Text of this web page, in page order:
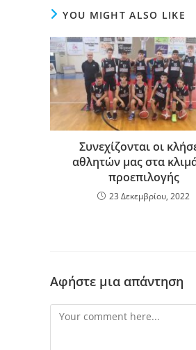
e
b
o
o
k
er l α
σ
τε
ίτ
ε
YOU MIGHT ALSO LIKE
Συνεχίζονται οι
αθλητών μας στα
προεπιλογής
23 Δεκεμβρίου, 2022
Αφήστε μια απάντηση
Comment